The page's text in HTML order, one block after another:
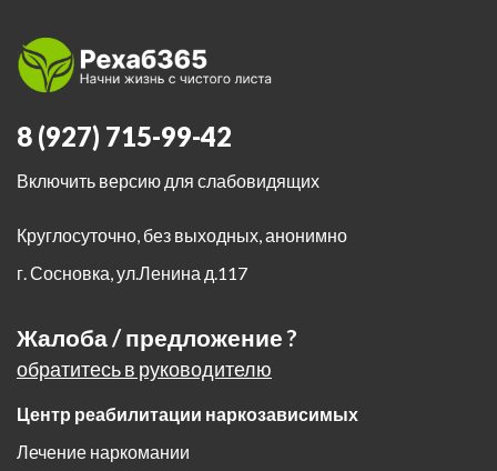
8 (927) 715-99-42
Включить версию для слабовидящих
Круглосуточно, без выходных, анонимно
г. Сосновка,ул.Ленина д.117
Жалоба / предложение ?
обратитесь в руководителю
Центр реабилитации наркозависимых
Лечение наркомании